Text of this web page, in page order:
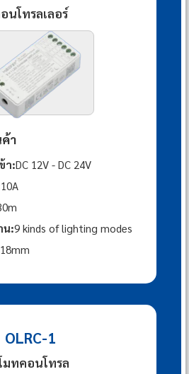
นโทรลเลอร์
า
า:DC 12V - DC 24V
10A
น:9 kinds of lighting modes
OLRC-1
มทคอนโทรล